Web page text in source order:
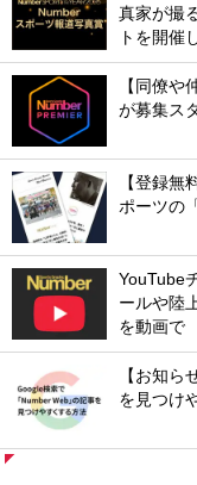
真家が撮
トを開催
【同僚や
が募集ス
【登録無
ポーツの
YouTube
ールや陸
を動画で
【お知ら
を見つけ